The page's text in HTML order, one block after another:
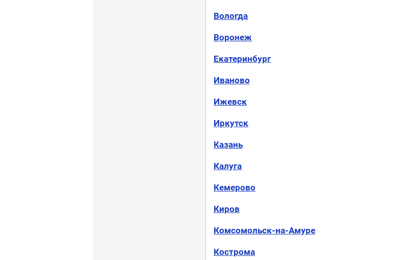
Вологда
Воронеж
Екатеринбург
Иваново
Ижевск
Иркутск
Казань
Калуга
Кемерово
Киров
Комсомольск-на-Амуре
Кострома